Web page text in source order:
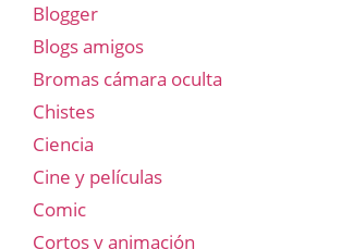
Blogger
Blogs amigos
Bromas cámara oculta
Chistes
Ciencia
Cine y películas
Comic
Cortos y animación